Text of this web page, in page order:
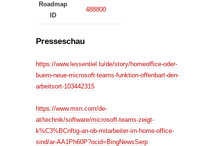
Roadmap
ID
488800
Presseschau
https://www.lessentiel.lu/de/story/homeoffice-oder-
buero-neue-microsoft-teams-funktion-offenbart-den-
arbeitsort-103442315
https://www.msn.com/de-
at/technik/software/microsoft-teams-zeigt-
k%C3%BCnftig-an-ob-mitarbeiter-im-home-office-
sind/ar-AA1Ph60P?ocid=BingNewsSerp